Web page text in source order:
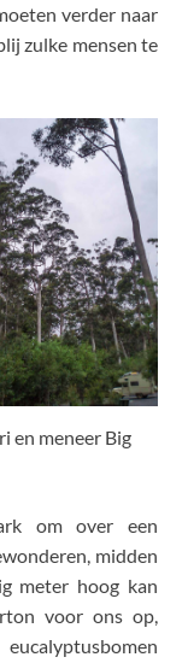
verder naar
zulke mensen te
en meneer Big
om over een
midden
meter hoog kan
voor ons op,